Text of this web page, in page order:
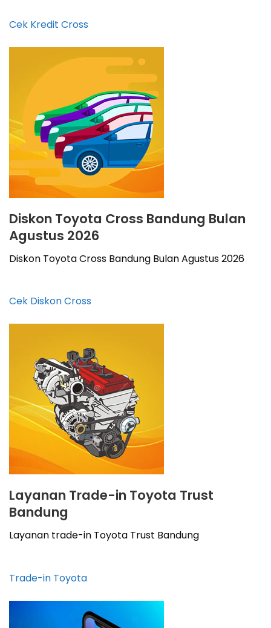
Cek Kredit Cross
Diskon Toyota Cross Bandung Bulan
Agustus 2026
Diskon Toyota Cross Bandung Bulan Agustus 2026
Cek Diskon Cross
Layanan Trade-in Toyota Trust
Bandung
Layanan trade-in Toyota Trust Bandung
Trade-in Toyota